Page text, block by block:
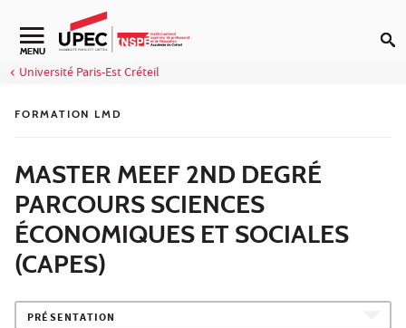
Aller au contenu
Navigation secondaire
MENU
Université Paris-Est Créteil
FORMATION LMD
MASTER MEEF 2ND DEGRÉ
PARCOURS SCIENCES
ÉCONOMIQUES ET SOCIALES
(CAPES)
PRÉSENTATION